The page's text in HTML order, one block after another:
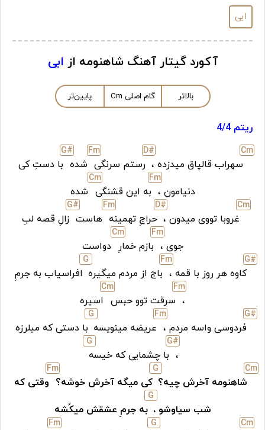
ابی
آکورد گیتار آهنگ شاهنومه از ابی
بالاتر گام اصلی Cm پایین‌تر
ریتم 4/4
Cm
سهراب قالپاق میدزده ،
D#
رستم سرنگی
Fm
شده
G#
با دستِ کی
دنیامون ،
Fm
به این قشنگی
Cm
شده
Cm
غروبا تووی میدون ،
D#
حراجِ تهمینه
Fm
هاست
G#
زالِ قصه لبِ
جوی ،
Fm
بازم خمارِ
Cm
دواست
G#
کاوه هر روز با قمه ،
Fm
باج از مردم میگیره
G
افراسیاب به جرمِ
،
Fm
سرقت توو حبس
Cm
اسیره
G#
فردوسی واسه مردم ،
Fm
عریضه مینویسه
G
با دستی که میلرزه
،
G#
با چشمایی که خیسه
G
Cm
شاهنومه آخرش چیه؟
G
کی میگه آخرش خوشه؟
Fm
وقتی که
شب سیاوشو ،
G
به جرمِ عشقش میکُشه
Cm
G
Fm